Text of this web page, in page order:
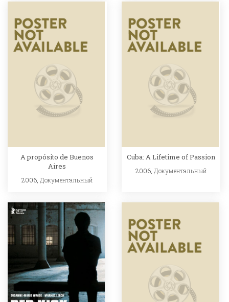
A propósito de Buenos
Aires
2006, Документальный
Cuba: A Lifetime of Passion
2006, Документальный